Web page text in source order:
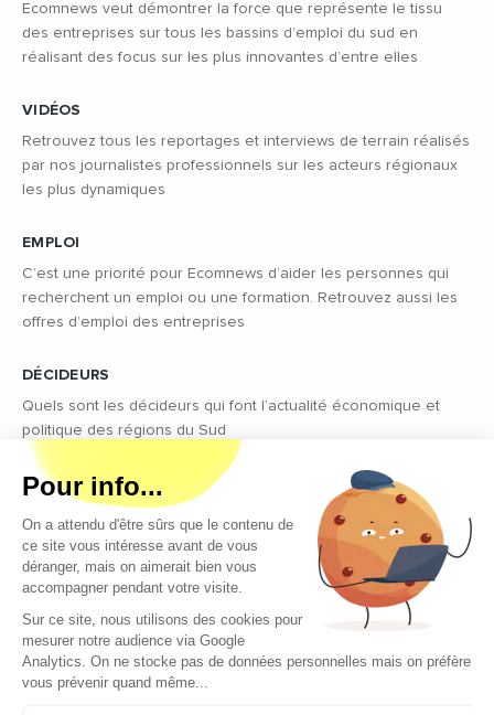
Ecomnews veut démontrer la force que représente le tissu
des entreprises sur tous les bassins d’emploi du sud en
réalisant des focus sur les plus innovantes d’entre elles
VIDÉOS
Retrouvez tous les reportages et interviews de terrain réalisés
par nos journalistes professionnels sur les acteurs régionaux
les plus dynamiques
EMPLOI
C’est une priorité pour Ecomnews d’aider les personnes qui
recherchent un emploi ou une formation. Retrouvez aussi les
offres d’emploi des entreprises
DÉCIDEURS
Quels sont les décideurs qui font l’actualité économique et
politique des régions du Sud
Copyright © 2026 - Tous droits réservés
Qui sommes-nous ?
Contact